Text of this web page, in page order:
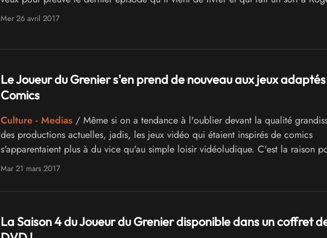
Rabbit sur NES.
Mer 26 avril 2017
Le Joueur du Grenier s'en prend de nouveau aux jeux
Comics
Culture - Medias/ Même si on a tendance à l'oublier devant la qualité
des productions actuelles, jadis, les jeux vidéo qui étaient inspirés de comics
s'apparentaient plus à du vice qu'au simple loisir vidéoludique. C'est la raison
laquelle le Joueur du Grenier pioche aujourd'hui de nouveau dans cette grande
Mar 21 mars 2017
La Saison 4 du Joueur du Grenier disponible dans un coffret